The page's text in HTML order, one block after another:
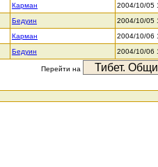
Карман 2004/10/05
Бедуин 2004/10/05
Карман 2004/10/06
Бедуин 2004/10/06
Перейти на